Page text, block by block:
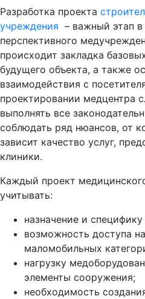
Разработка проекта
учреждения – важный этап в
перспективного
происходит закладка
будущего объекта, а также
взаимодействия с
проектировании медцентра
выполнять все
соблюдать ряд нюансов, от
зависит качество услуг,
клиники.
Каждый проект
учитывать:
назначение и
возможность доступа
маломобильных
нагрузку
элементы сооружения;
необходимость